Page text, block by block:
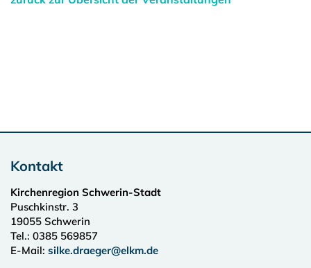
Kontakt
Kirchenregion Schwerin-Stadt
Puschkinstr. 3
19055 Schwerin
Tel.: 0385 569857
E-Mail: silke.draeger@elkm.de